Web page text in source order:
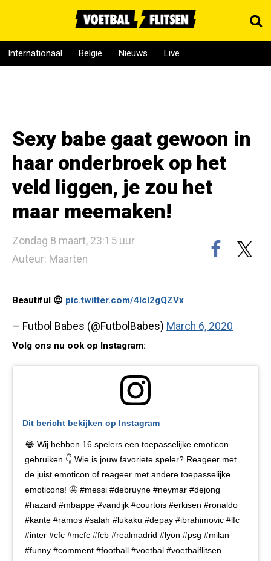
Internationaal België Nieuws Live
Sexy babe gaat gewoon in
haar onderbroek op het
veld liggen, je zou het
maar meemaken!
Zondag 8 maart, 23:15 uur
Auteur: Maarten
Beautiful 😍 pic.twitter.com/4IcI2gQZVx
— Futbol Babes (@FutbolBabes) March 6, 2020
Volg ons nu ook op Instagram:
Dit bericht bekijken op Instagram
😂 Wij hebben 16 spelers een toepasselijke emoticon
gebruiken 👇 Wie is jouw favoriete speler? Reageer met
de juist emoticon of reageer met andere toepasselijke
emoticons! 🤩 #messi #debruyne #neymar #dejong
#hazard #mbappe #vandijk #courtois #erkisen #ronaldo
#kante #ramos #salah #lukaku #depay #ibrahimovic #lfc
#inter #cfc #mcfc #fcb #realmadrid #lyon #psg #milan
#funny #comment #football #voetbal #voetbalflitsen